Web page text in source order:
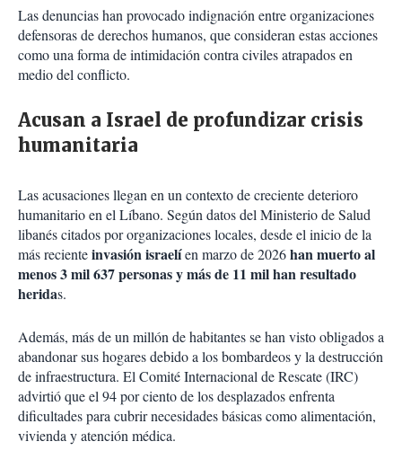
Las denuncias han provocado indignación entre organizaciones
defensoras de derechos humanos, que consideran estas acciones
como una forma de intimidación contra civiles atrapados en
medio del conflicto.
Acusan a Israel de profundizar crisis
humanitaria
Las acusaciones llegan en un contexto de creciente deterioro
humanitario en el Líbano. Según datos del Ministerio de Salud
libanés citados por organizaciones locales, desde el inicio de la
más recienteinvasión israelíen marzo de 2026han muerto al
menos 3 mil 637 personas y más de 11 mil han resultado
heridas.
Además, más de un millón de habitantes se han visto obligados a
abandonar sus hogares debido a los bombardeos y la destrucción
de infraestructura. El Comité Internacional de Rescate (IRC)
advirtió que el 94 por ciento de los desplazados enfrenta
dificultades para cubrir necesidades básicas como alimentación,
vivienda y atención médica.